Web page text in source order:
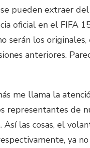
pueden extraer
oficial en el FIFA
serán los
anteriores.
me llama la
representantes de
Así las cosas, el
ya